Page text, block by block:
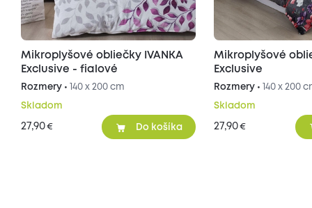
Mikroplyšové obliečky IVANKA
Exclusive - fialové
Rozmery • 140 x 200 cm
Skladom
27,90€ Do košíka
Mikroplyšové
Exclusive
Rozmery • 140 x 200
Skladom
27,90€